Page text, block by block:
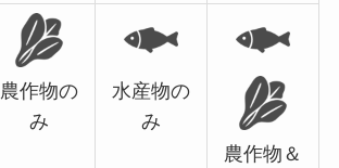
農作物の
み
水産物の
み
農作物＆